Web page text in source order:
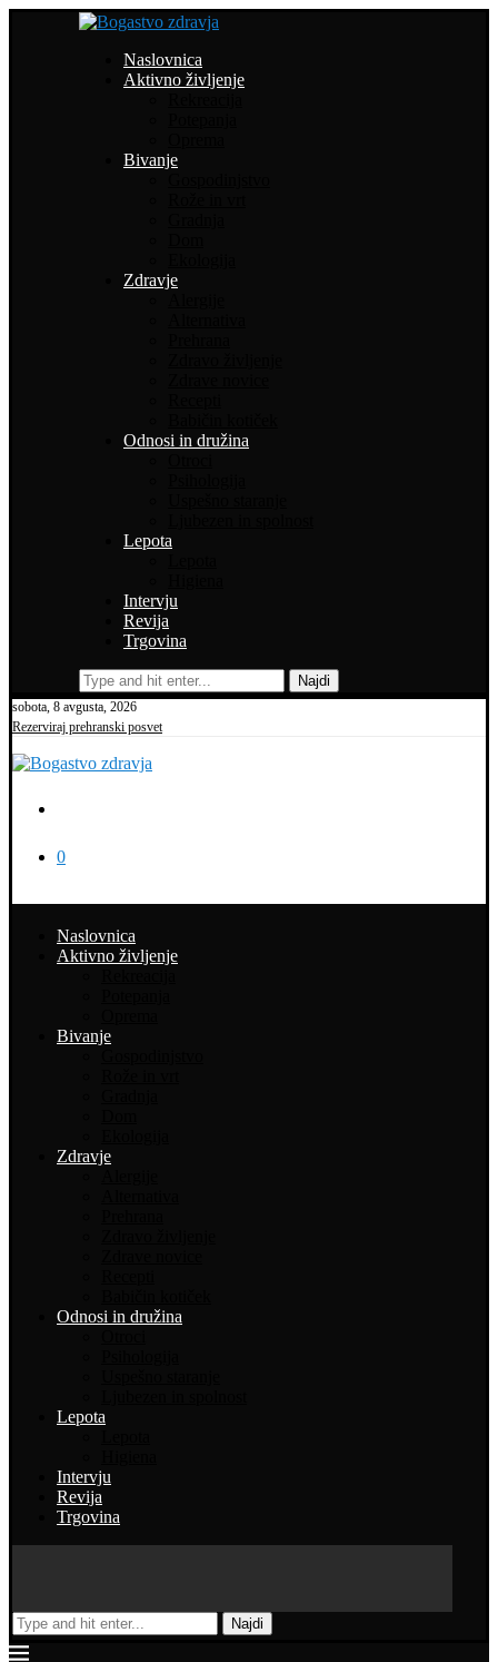
Naslovnica
Aktivno življenje
Bivanje
Zdravje
Odnosi in družina
Lepota
Intervju
Revija
Trgovina
Najdi
sobota, 8 avgusta, 2026
Rezerviraj prehranski posvet
0
Naslovnica
Aktivno življenje
Bivanje
Zdravje
Odnosi in družina
Lepota
Intervju
Revija
Trgovina
Najdi